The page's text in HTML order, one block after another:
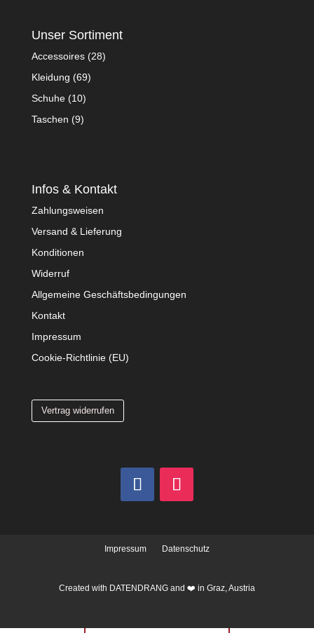
Unser Sortiment
Accessoires (28)
Kleidung (69)
Schuhe (10)
Taschen (9)
Infos & Kontakt
Zahlungsweisen
Versand & Lieferung
Konditionen
Widerruf
Allgemeine Geschäftsbedingungen
Kontakt
Impressum
Cookie-Richtlinie (EU)
Vertrag widerrufen
Impressum Datenschutz
Created with DATENDRANGand ❤️ in Graz, Austria